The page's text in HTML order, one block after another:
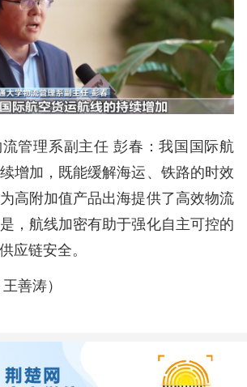
管理系副主任 彭春：我国国际航
增加，既能缓解海运、铁路的时效
高附加值产品出海提供了高效物流
，航线加密有助于强化自主可控的
应链安全。
善涛）